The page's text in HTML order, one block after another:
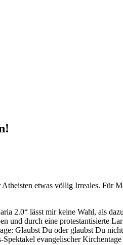
etwas völlig Irreales. Für
2.0“ lässt mir keine Wahl, als
und durch eine protestantisierte
Glaubst Du oder glaubst Du
evangelischer